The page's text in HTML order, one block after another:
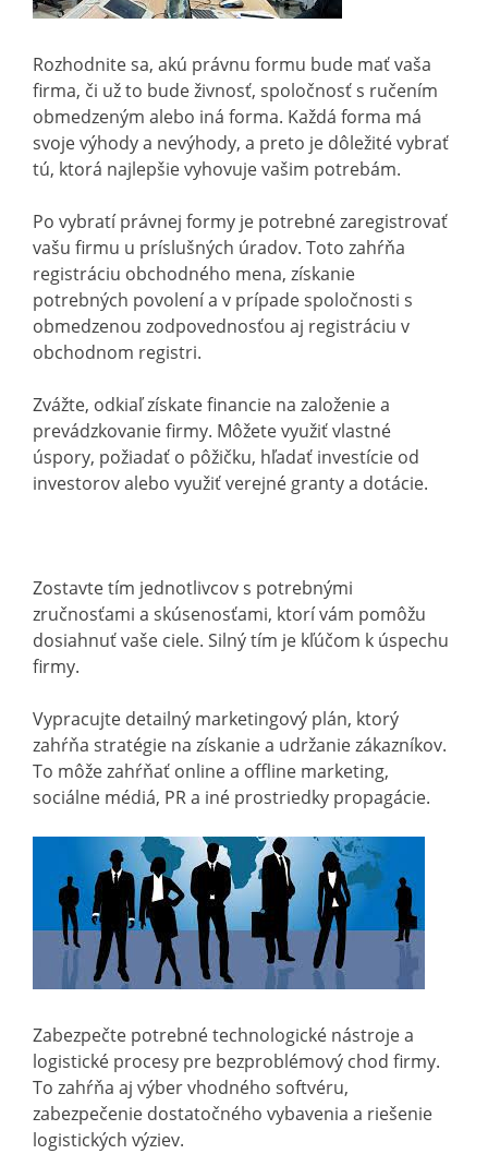
Rozhodnite sa, akú právnu formu bude mať vaša
firma, či už to bude živnosť, spoločnosť s ručením
obmedzeným alebo iná forma. Každá forma má
svoje výhody a nevýhody, a preto je dôležité vybrať
tú, ktorá najlepšie vyhovuje vašim potrebám.
Po vybratí právnej formy je potrebné zaregistrovať
vašu firmu u príslušných úradov. Toto zahŕňa
registráciu obchodného mena, získanie
potrebných povolení a v prípade spoločnosti s
obmedzenou zodpovednosťou aj registráciu v
obchodnom registri.
Zvážte, odkiaľ získate financie na založenie a
prevádzkovanie firmy. Môžete využiť vlastné
úspory, požiadať o pôžičku, hľadať investície od
investorov alebo využiť verejné granty a dotácie.
Zostavte tím jednotlivcov s potrebnými
zručnosťami a skúsenosťami, ktorí vám pomôžu
dosiahnuť vaše ciele. Silný tím je kľúčom k úspechu
firmy.
Vypracujte detailný marketingový plán, ktorý
zahŕňa stratégie na získanie a udržanie zákazníkov.
To môže zahŕňať online a offline marketing,
sociálne médiá, PR a iné prostriedky propagácie.
Zabezpečte potrebné technologické nástroje a
logistické procesy pre bezproblémový chod firmy.
To zahŕňa aj výber vhodného softvéru,
zabezpečenie dostatočného vybavenia a riešenie
logistických výziev.